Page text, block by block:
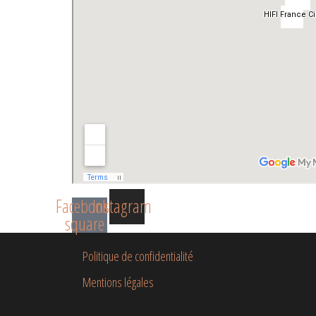
Facebook-
square
Instagram
Politique de confidentialité
Mentions légales